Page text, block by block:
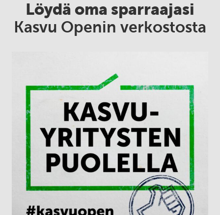
Löydä oma sparraajasi
Kasvu Openin verkostosta